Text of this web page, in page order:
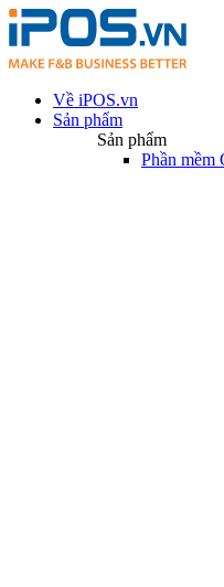
Về iPOS.vn
Sản phẩm
Sản phẩm
Phần mềm